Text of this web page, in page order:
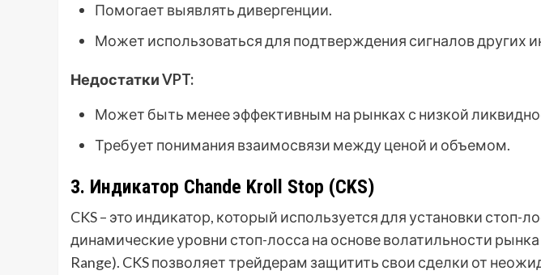
Помогает выявлять дивергенции.
Может использоваться для подтверждения сигналов других
Недостатки VPT:
Может быть менее эффективным на рынках с низкой
Требует понимания взаимосвязи между ценой и объемом.
3. Индикатор Chande Kroll Stop (CKS)
CKS – это индикатор, который используется для установки стоп-
динамические уровни стоп-лосса на основе волатильности рынка
Range). CKS позволяет трейдерам защитить свои сделки от